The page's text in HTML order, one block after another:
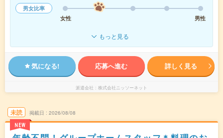
男女比率
女性
男性
もっと見る
気になる! 応募へ進む 詳しく見る
派遣会社 株式会社ニッソーネット
未読
NEW
掲載日 2026/08/08